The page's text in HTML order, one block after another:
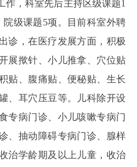
作，科室先后主持区级课题1
级课题5项。目前科室外聘
诊，在医疗发展方面，积极
展揿针、小儿推拿、穴位贴
贴、腹痛贴、便秘贴、生长
、耳穴压豆等。儿科除开设
专病门诊、小儿咳嗽专病门
、抽动障碍专病门诊、腺样
治学龄期及以上儿童，收治